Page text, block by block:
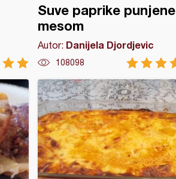
Suve paprike punjene
mesom
Autor: Danijela Djordjevic
108098